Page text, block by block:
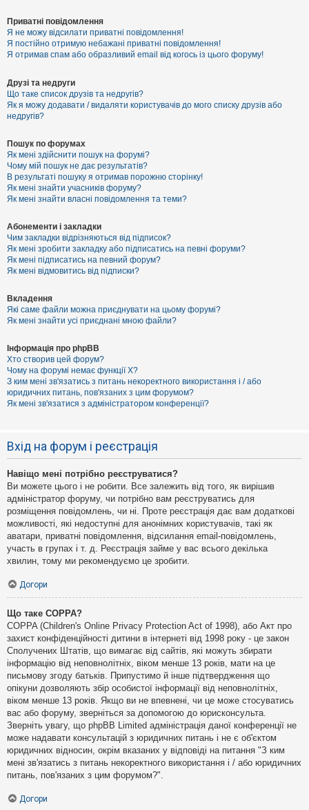
Приватні повідомлення
Я не можу відсилати приватні повідомлення!
Я постійно отримую небажані приватні повідомлення!
Я отримав спам або образливий email від когось із цього форуму!
Друзі та недруги
Що таке список друзів та недругів?
Як я можу додавати / видаляти користувачів до мого списку друзів або
недругів?
Пошук по форумах
Як мені здійснити пошук на форумі?
Чому мій пошук не дає результатів?
В результаті пошуку я отримав порожню сторінку!
Як мені знайти учасників форуму?
Як мені знайти власні повідомлення та теми?
Абонементи і закладки
Чим закладки відрізняються від підписок?
Як мені зробити закладку або підписатись на певні форуми?
Як мені підписатись на певний форум?
Як мені відмовитись від підписки?
Вкладення
Які саме файли можна приєднувати на цьому форумі?
Як мені знайти усі приєднані мною файли?
Інформація про phpBB
Хто створив цей форум?
Чому на форумі немає функції X?
З ким мені зв'язатись з питань некоректного використання і / або
юридичних питань, пов'язаних з цим форумом?
Як мені зв'язатися з адміністратором конференції?
Вхід на форум і реєстрація
Навіщо мені потрібно реєструватися?
Ви можете цього і не робити. Все залежить від того, як вирішив
адміністратор форуму, чи потрібно вам реєструватись для
розміщення повідомлень, чи ні. Проте реєстрація дає вам додаткові
можливості, які недоступні для анонімних користувачів, такі як
аватари, приватні повідомлення, відсилання email-повідомлень,
участь в групах і т. д. Реєстрація займе у вас всього декілька
хвилин, тому ми рекомендуємо це зробити.
Догори
Що таке COPPA?
COPPA (Children's Online Privacy Protection Act of 1998), або Акт про
захист конфіденційності дитини в інтернеті від 1998 року - це закон
Сполучених Штатів, що вимагає від сайтів, які можуть збирати
інформацію від неповнолітніх, віком менше 13 років, мати на це
письмову згоду батьків. Припустимо й інше підтвердження що
опікуни дозволяють збір особистої інформації від неповнолітніх,
віком менше 13 років. Якщо ви не впевнені, чи це може стосуватись
вас або форуму, зверніться за допомогою до юрисконсульта.
Зверніть увагу, що phpBB Limited адміністрація даної конференції не
може надавати консультацій з юридичних питань і не є об'єктом
юридичних відносин, окрім вказаних у відповіді на питання "З ким
мені зв'язатись з питань некоректного використання і / або юридичних
питань, пов'язаних з цим форумом?".
Догори